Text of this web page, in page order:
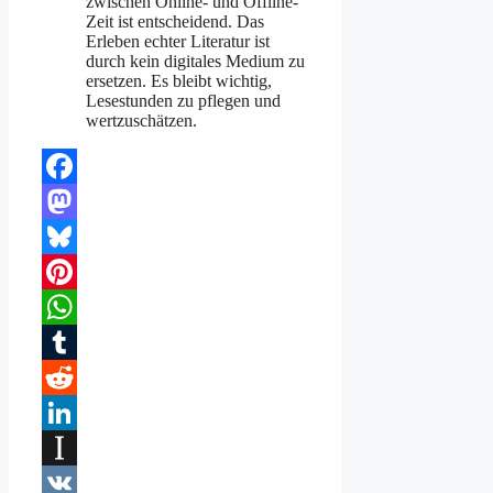
Zeit ist entscheidend. Das
Erleben echter Literatur ist
durch kein digitales Medium zu
ersetzen. Es bleibt wichtig,
Lesestunden zu pflegen und
wertzuschätzen.
Facebook
Mastodon
Bluesky
Pinterest
WhatsApp
Tumblr
Reddit
Instapaper